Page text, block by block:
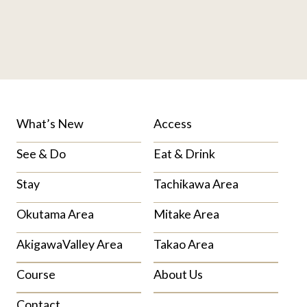
What’s New
Access
See & Do
Eat & Drink
Stay
Tachikawa Area
Okutama Area
Mitake Area
AkigawaValley Area
Takao Area
Course
About Us
Contact